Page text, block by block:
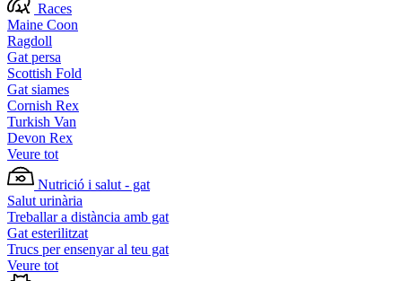
Races
Maine Coon
Ragdoll
Gat persa
Scottish Fold
Gat siames
Cornish Rex
Turkish Van
Devon Rex
Veure tot
Nutrició i salut - gat
Salut urinària
Treballar a distància amb gat
Gat esterilitzat
Trucs per ensenyar al teu gat
Veure tot